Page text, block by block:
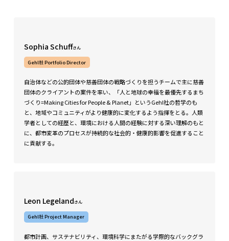
Sophia Schuffさん
Gehl社 Portfolio Director
自治体などの公的団体や慈善団体の戦略づくりを担うチームで主に慈善
団体のクライアントの案件を率い、「人と地球の幸福を最優先するまち
づくり=Making Cities for People & Planet」というGehl社の哲学のも
と、地域やコミュニティがより健康的に変化するよう指揮をとる。人類
学者としての経歴と、環境における人間の経験に対する深い理解のもと
に、都市変革のプロセスが持続的な社会的・健康的影響を促進すること
に貢献する。
Leon Legelandさん
Gehl社 Project Manager
都市計画、サステナビリティ、環境科学にまたがる学際的なバックグラ